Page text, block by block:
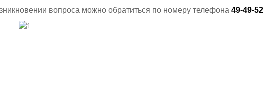
вопроса можно обратиться по номеру телефона 49-49-52